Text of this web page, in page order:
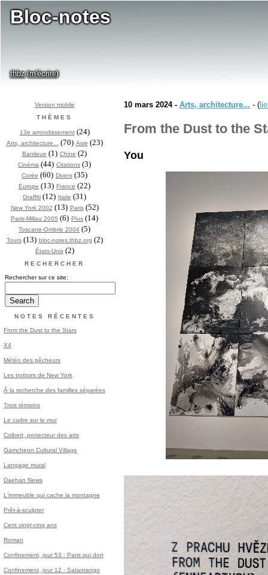
Bloc-notes
thbz(m'écrire)
Version mobile
THÈMES
13e arrondissement(24)
Arts, architecture... (70) Asie (23)
Banlieue (1) Chine (2)
Cinéma (44) Citations (3)
Corée (60) Divers (35)
Europe (13) France (22)
Graffiti (12) Italie (31)
New York 2002 (13) Paris(52)
Paris-Millau 2005 (6) Plus (14)
Toscane-Ombrie 2004 (5)
Tours(13) bloc-notes.thbz.org (2)
États-Unis(2)
RECHERCHER
Rechercher sur ce site:
NOTES RÉCENTES
From the Dust to the Stars
X4
Météo des pêcheurs
Les trottoirs de New York
À la recherche des familles séparées
Trois témoins
Le cadre sur le mur
Colbert, protecteur des arts
Gamcheon Cultural Village
Langage mural
Daehan News
L'immeuble qui cache la montagne
Prêt-à-sculpter
Cent vingt-cinq ans
Roman
Confinement, jour 53 : Paris qui dort
Confinement, jour 12 - Satantango
10 mars 2024 - Arts, architecture... - (
From the Dust to the
You